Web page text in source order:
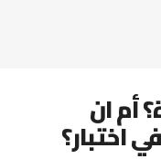
أم ان
اختبار؟